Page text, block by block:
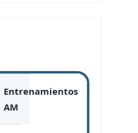
Entrenamientos
AM